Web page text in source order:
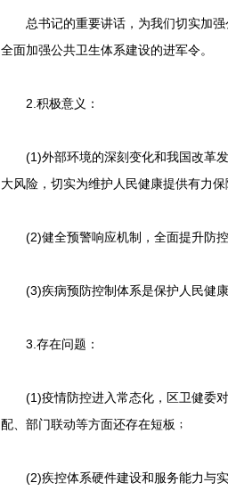
总书记的重要讲话，为我们切实加强
全面加强公共卫生体系建设的进军令。
2.积极意义：
(1)外部环境的深刻变化和我国改革发
大风险，切实为维护人民健康提供有力保
(2)健全预警响应机制，全面提升防控
(3)疾病预防控制体系是保护人民健康
3.存在问题：
(1)疫情防控进入常态化，区卫健委对
配、部门联动等方面还存在短板﹔
(2)疾控体系硬件建设和服务能力与实